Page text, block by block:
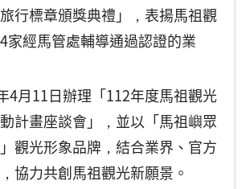
行標章頒獎典禮」，表揚馬祖觀
家經馬管處輔導通過認證的業
4月11日辦理「112年度馬祖觀光
計畫座談會」，並以「馬祖嶼眾
觀光形象品牌，結合業界、官方
協力共創馬祖觀光新願景。